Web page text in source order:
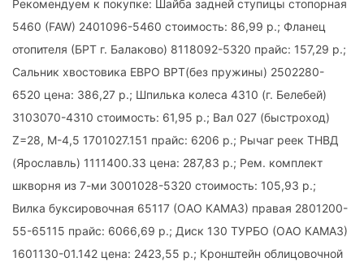
Рекомендуем к покупке: Шайба задней ступицы стопорная
5460 (FAW) 2401096-5460 стоимость: 86,99 р.; Фланец
отопителя (БРТ г. Балаково) 8118092-5320 прайс: 157,29 р.;
Сальник хвостовика ЕВРО ВРТ(без пружины) 2502280-
6520 цена: 386,27 р.; Шпилька колеса 4310 (г. Белебей)
3103070-4310 стоимость: 61,95 р.; Вал 027 (быстроход)
Z=28, М-4,5 1701027.151 прайс: 6206 р.; Рычаг реек ТНВД
(Ярославль) 1111400.33 цена: 287,83 р.; Рем. комплект
шкворня из 7-ми 3001028-5320 стоимость: 105,93 р.;
Вилка буксировочная 65117 (ОАО КАМАЗ) правая 2801200-
55-65115 прайс: 6066,69 р.; Диск 130 ТУРБО (ОАО КАМАЗ)
1601130-01.142 цена: 2423,55 р.; Кронштейн облицовочной